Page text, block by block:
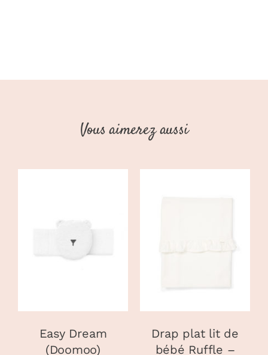
Vous aimerez aussi
AJOUTER AU
PANIER
DÉTAILS
Easy Dream
(Doomoo)
DÉTAILS
Drap plat lit de
bébé Ruffle –